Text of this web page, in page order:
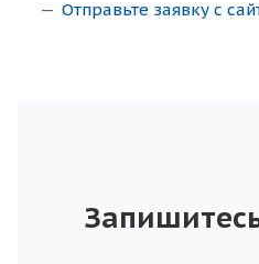
Отправьте заявку с